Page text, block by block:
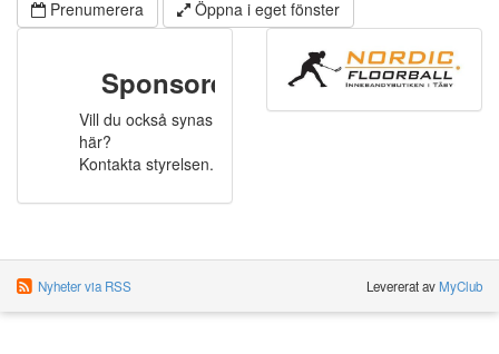
Prenumerera Öppna i eget fönster
Sponsorer
Vill du också synas
här?
Kontakta styrelsen.
Nyheter via RSS Levererat avMyClub